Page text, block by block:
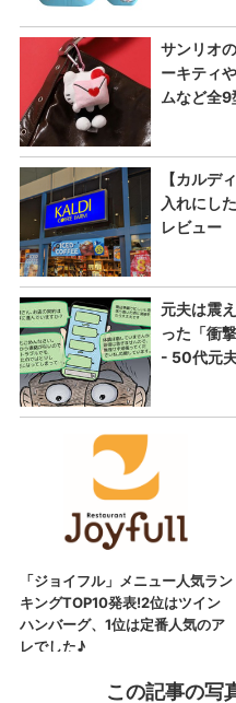
この記事の写